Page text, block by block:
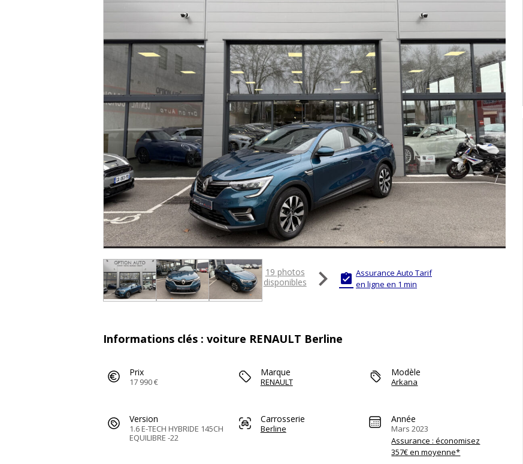
19 photos
disponibles
  Assurance Auto Tarif
en ligne en 1 min
Informations clés : voiture RENAULT Berline
Prix
17 990 €
Marque
RENAULT
Modèle
Arkana
Version
1.6 E-TECH HYBRIDE 145CH
EQUILIBRE -22
Carrosserie
Berline
Année
Mars 2023
Assurance : économisez
357€ en moyenne*